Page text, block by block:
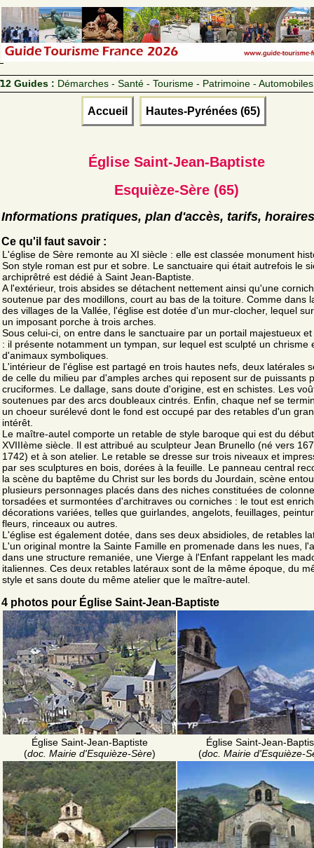
12 Guides : Démarches - Santé - Tourisme - Patrimoine - Automobiles
Accueil Hautes-Pyrénées (65)
Église Saint-Jean-Baptiste
Esquièze-Sère (65)
Informations pratiques, plan d'accès, tarifs, horaires
Ce qu'il faut savoir :
L'église de Sère remonte au XI siècle : elle est classée monument
Son style roman est pur et sobre. Le sanctuaire qui était autrefois le
archiprêtré est dédié à Saint Jean-Baptiste.
A l'extérieur, trois absides se détachent nettement ainsi qu'une
soutenue par des modillons, court au bas de la toiture. Comme dans
des villages de la Vallée, l'église est dotée d'un mur-clocher, lequel
un imposant porche à trois arches.
Sous celui-ci, on entre dans le sanctuaire par un portail majestueux
: il présente notamment un tympan, sur lequel est sculpté un chrisme
d'animaux symboliques.
L'intérieur de l'église est partagé en trois hautes nefs, deux latérales
de celle du milieu par d'amples arches qui reposent sur de puissants
cruciformes. Le dallage, sans doute d'origine, est en schistes. Les
soutenues par des arcs doubleaux cintrés. Enfin, chaque nef se
un choeur surélevé dont le fond est occupé par des retables d'un
intérêt.
Le maître-autel comporte un retable de style baroque qui est du
XVIIIème siècle. Il est attribué au sculpteur Jean Brunello (né vers
1742) et à son atelier. Le retable se dresse sur trois niveaux et
par ses sculptures en bois, dorées à la feuille. Le panneau central
la scène du baptême du Christ sur les bords du Jourdain, scène
plusieurs personnages placés dans des niches constituées de
torsadées et surmontées d'architraves ou corniches : le tout est
décorations variées, telles que guirlandes, angelots, feuillages,
fleurs, rinceaux ou autres.
L'église est également dotée, dans ses deux absidioles, de retables
L'un original montre la Sainte Famille en promenade dans les nues,
dans une structure remaniée, une Vierge à l'Enfant rappelant les
italiennes. Ces deux retables latéraux sont de la même époque, du
style et sans doute du même atelier que le maître-autel.
4 photos pour Église Saint-Jean-Baptiste
Église Saint-Jean-Baptiste
(doc. Mairie d'Esquièze-Sère)
Église Saint-Jean-
(doc. Mairie d'Esquièze-